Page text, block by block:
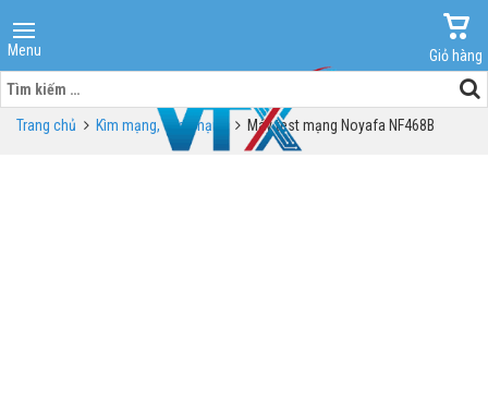
Menu
Giỏ hàng
Tìm
kiếm
cho:Trang chủ Kìm mạng, Test mạng Máy test mạng Noyafa NF468B